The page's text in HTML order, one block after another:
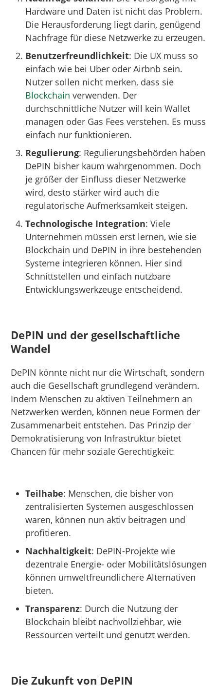
Hardware und Daten ist nicht das Problem.
Die Herausforderung liegt darin, genügend
Nachfrage für diese Netzwerke zu erzeugen.
Benutzerfreundlichkeit: Die UX muss so
einfach wie bei Uber oder Airbnb sein.
Nutzer sollen nicht merken, dass sie
Blockchain verwenden. Der
durchschnittliche Nutzer will kein Wallet
managen oder Gas Fees verstehen. Es muss
einfach nur funktionieren.
Regulierung: Regulierungsbehörden haben
DePIN bisher kaum wahrgenommen. Doch
je größer der Einfluss dieser Netzwerke
wird, desto stärker wird auch die
regulatorische Aufmerksamkeit steigen.
Technologische Integration: Viele
Unternehmen müssen erst lernen, wie sie
Blockchain und DePIN in ihre bestehenden
Systeme integrieren können. Hier sind
Schnittstellen und einfach nutzbare
Entwicklungswerkzeuge entscheidend.
DePIN und der gesellschaftliche
Wandel
DePIN könnte nicht nur die Wirtschaft, sondern
auch die Gesellschaft grundlegend verändern.
Indem Menschen zu aktiven Teilnehmern an
Netzwerken werden, können neue Formen der
Zusammenarbeit entstehen. Das Prinzip der
Demokratisierung von Infrastruktur bietet
Chancen für mehr soziale Gerechtigkeit:
Teilhabe: Menschen, die bisher von
zentralisierten Systemen ausgeschlossen
waren, können nun aktiv beitragen und
profitieren.
Nachhaltigkeit: DePIN-Projekte wie
dezentrale Energie- oder Mobilitätslösungen
können umweltfreundlichere Alternativen
bieten.
Transparenz: Durch die Nutzung der
Blockchain bleibt nachvollziehbar, wie
Ressourcen verteilt und genutzt werden.
Die Zukunft von DePIN